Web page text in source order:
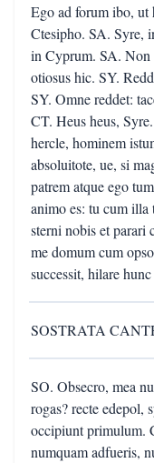
Ego ad forum ibo, ut
Ctesipho. SA. Syre,
in Cyprum. SA. Non
otiosus hic. SY.
SY. Omne reddet:
CT. Heus heus,
hercle, hominem
absoluitote, ue, si
patrem atque ego
animo es: tu cum illa
sterni nobis et parari
me domum cum
successit, hilare
SOSTRATA
SO. Obsecro, mea
rogas? recte edepol,
occipiunt primulum.
numquam adfueris,